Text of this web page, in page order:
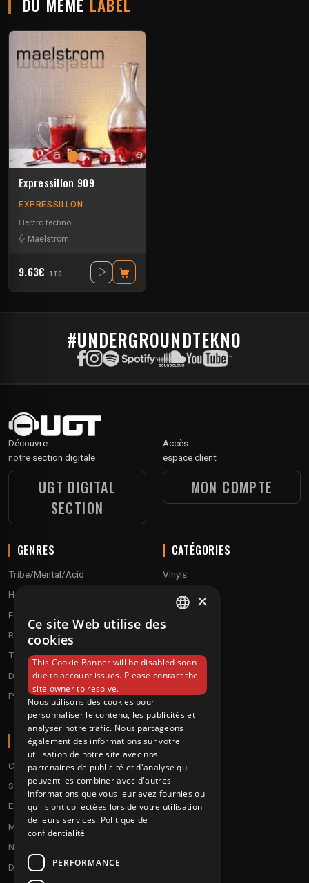
DU MÊME LABEL
Expressillon 909
EXPRESSILLON
Electro techno
Maelstrom
9.63€ TTC
#UNDERGROUNDTEKNO
Découvre
notre section digitale
UGT DIGITAL
SECTION
Accès
espace client
MON COMPTE
GENRES
Tribe/Mental/Acid
Hardtek / Hardfloor
Frenchcore/Hardcore
Raggatek/ Jungletek
Techno / Hard Techno / Electro
Drum'n'Bass/Raggajungle
Pre order
CATÉGORIES
Vinyls
Cd's
A PROPOS
Conditions
Service client
Expédition & retours
Modes de paiement
Notre programme de fidélité
Disques cadeaux
×
Ce site Web utilise des
cookies
This Cookie Banner will be disabled soon
due to account issues. Please contact the
site owner to resolve.
Nous utilisons des cookies pour
personnaliser le contenu, les publicités et
analyser notre trafic. Nous partageons
également des informations sur votre
utilisation de notre site avec nos
partenaires de publicité et d'analyse qui
peuvent les combiner avec d'autres
informations que vous leur avez fournies ou
qu'ils ont collectées lors de votre utilisation
de leurs services. Politique de
confidentialité
PERFORMANCE